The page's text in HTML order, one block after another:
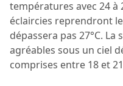
températures avec 24 à
éclaircies reprendront
dépassera pas 27°C.
agréables sous un ciel
comprises entre 18 et